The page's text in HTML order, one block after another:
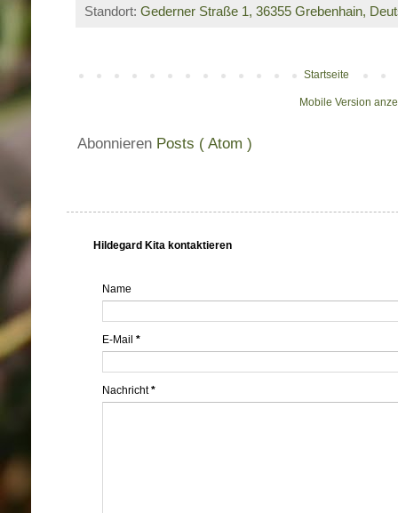
Standort: Gederner Straße 1, 36355 Grebenhain,
Startseite
Mobile Version
Abonnieren Posts ( Atom )
Hildegard Kita kontaktieren
Name
E-Mail *
Nachricht*